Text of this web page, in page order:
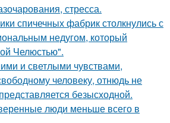
стресса.
спичечных фабрик столкнулись с
недугом, который
Челюстью".
и светлыми чувствами,
человеку, отнюдь не
безысходной.
люди меньше всего в